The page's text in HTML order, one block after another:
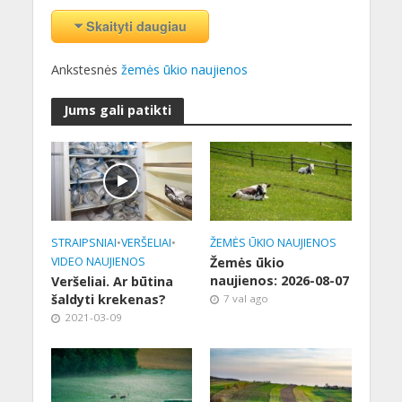
Skaityti daugiau
Ankstesnės žemės ūkio naujienos
Jums gali patikti
STRAIPSNIAI•VERŠELIAI•
VIDEO NAUJIENOS
Veršeliai. Ar būtina
šaldyti krekenas?
2021-03-09
ŽEMĖS ŪKIO NAUJIENOS
Žemės ūkio
naujienos: 2026-08-07
7 val ago